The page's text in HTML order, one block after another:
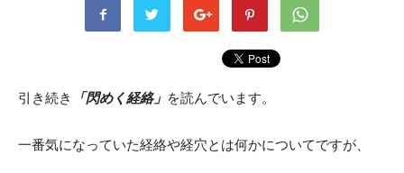
引き続き 「閃めく経絡」 を読んでいます。
一番気になっていた経絡や経穴とは何かについてですが、